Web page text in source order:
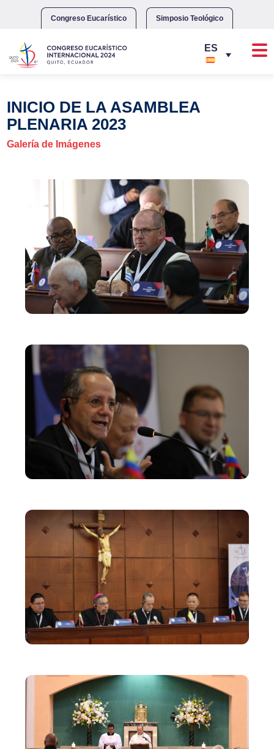
Congreso Eucarístico Simposio Teológico
INICIO DE LA ASAMBLEA
PLENARIA 2023
Galería de Imágenes